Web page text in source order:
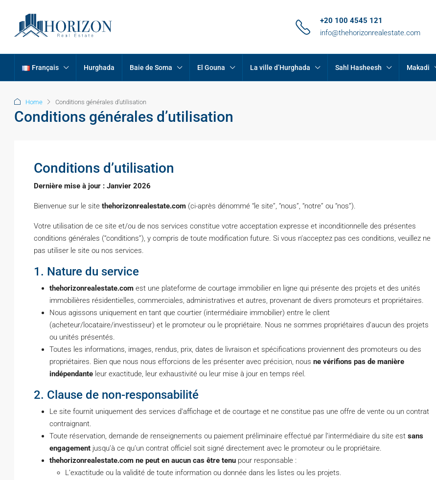
+20 100 4545 121
info@thehorizonrealestate.com
Français Hurghada Baie de Soma El Gouna La ville d’Hurghada Sahl Hasheesh Makadi
Home Conditions générales d’utilisation
Conditions générales d’utilisation
Conditions d’utilisation
Dernière mise à jour : Janvier 2026
Bienvenue sur le site thehorizonrealestate.com (ci-après dénommé “le site”, “nous”, “notre” ou “nos”).
Votre utilisation de ce site et/ou de nos services constitue votre acceptation expresse et inconditionnelle des présentes
conditions générales (“conditions”), y compris de toute modification future. Si vous n’acceptez pas ces conditions, veuillez ne
pas utiliser le site ou nos services.
1. Nature du service
thehorizonrealestate.com est une plateforme de courtage immobilier en ligne qui présente des projets et des unités
immobilières résidentielles, commerciales, administratives et autres, provenant de divers promoteurs et propriétaires.
Nous agissons uniquement en tant que courtier (intermédiaire immobilier) entre le client
(acheteur/locataire/investisseur) et le promoteur ou le propriétaire. Nous ne sommes propriétaires d’aucun des projets
ou unités présentés.
Toutes les informations, images, rendus, prix, dates de livraison et spécifications proviennent des promoteurs ou des
propriétaires. Bien que nous nous efforcions de les présenter avec précision, nous ne vérifions pas de manière
indépendante leur exactitude, leur exhaustivité ou leur mise à jour en temps réel.
2. Clause de non-responsabilité
Le site fournit uniquement des services d’affichage et de courtage et ne constitue pas une offre de vente ou un contrat
contraignant.
Toute réservation, demande de renseignements ou paiement préliminaire effectué par l’intermédiaire du site est sans
engagement jusqu’à ce qu’un contrat officiel soit signé directement avec le promoteur ou le propriétaire.
thehorizonrealestate.com ne peut en aucun cas être tenu pour responsable :
L’exactitude ou la validité de toute information ou donnée dans les listes ou les projets.